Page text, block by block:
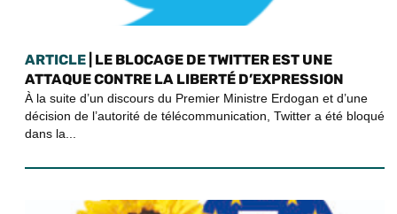
ARTICLE | LE BLOCAGE DE TWITTER EST UNE
ATTAQUE CONTRE LA LIBERTÉ D’EXPRESSION
À la suite d’un discours du Premier Ministre Erdogan et d’une
décision de l’autorité de télécommunication, Twitter a été bloqué
dans la...